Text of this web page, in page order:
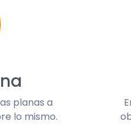
planas a
lo mismo.